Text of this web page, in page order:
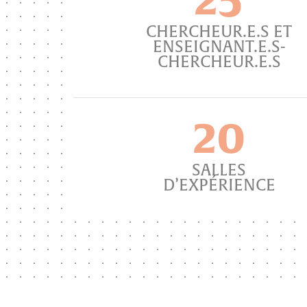
CHERCHEUR.E.S ET
ENSEIGNANT.E.S-
CHERCHEUR.E.S
20
SALLES
D’EXPÉRIENCE